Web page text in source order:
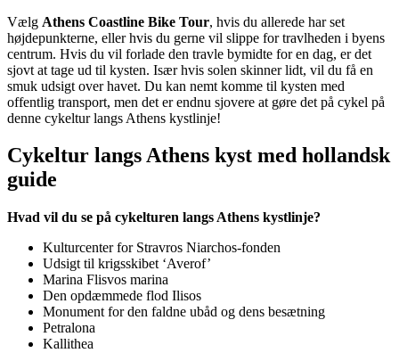
Vælg Athens Coastline Bike Tour, hvis du allerede har set
højdepunkterne, eller hvis du gerne vil slippe for travlheden i byens
centrum. Hvis du vil forlade den travle bymidte for en dag, er det
sjovt at tage ud til kysten. Især hvis solen skinner lidt, vil du få en
smuk udsigt over havet. Du kan nemt komme til kysten med
offentlig transport, men det er endnu sjovere at gøre det på cykel på
denne cykeltur langs Athens kystlinje!
Cykeltur langs Athens kyst med hollandsk
guide
Hvad vil du se på cykelturen langs Athens kystlinje?
Kulturcenter for Stravros Niarchos-fonden
Udsigt til krigsskibet ‘Averof’
Marina Flisvos marina
Den opdæmmede flod Ilisos
Monument for den faldne ubåd og dens besætning
Petralona
Kallithea